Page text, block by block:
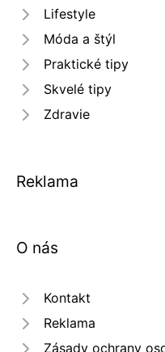
Lifestyle
Móda a štýl
Praktické tipy
Skvelé tipy
Zdravie
Reklama
O nás
Kontakt
Reklama
Zásady ochrany